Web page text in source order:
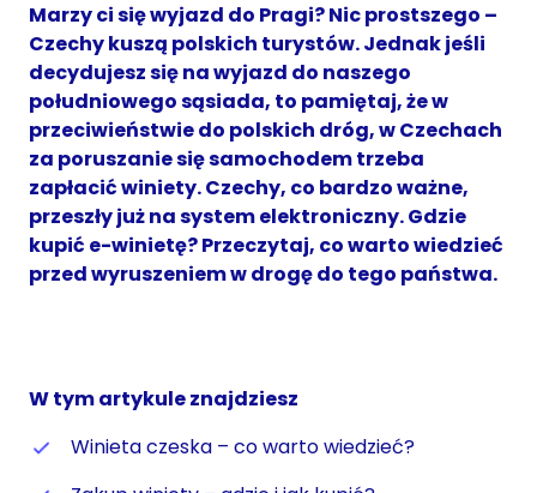
Marzy ci się wyjazd do Pragi? Nic prostszego –
Czechy kuszą polskich turystów. Jednak jeśli
decydujesz się na wyjazd do naszego
południowego sąsiada, to pamiętaj, że w
przeciwieństwie do polskich dróg, w Czechach
za poruszanie się samochodem trzeba
zapłacić winiety. Czechy, co bardzo ważne,
przeszły już na system elektroniczny. Gdzie
kupić e-winietę? Przeczytaj, co warto wiedzieć
przed wyruszeniem w drogę do tego państwa.
W tym artykule znajdziesz
Winieta czeska – co warto wiedzieć?